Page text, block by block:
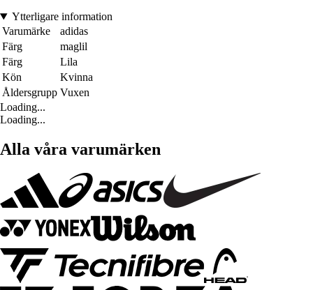
Ytterligare information
Varumärke
adidas
Färg
maglil
Färg
Lila
Kön
Kvinna
Åldersgrupp Vuxen
Loading...
Loading...
Alla våra varumärken